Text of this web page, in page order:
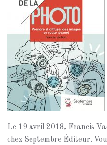
Le 19 avril 2018, Francis
chez Septembre Éditeur.